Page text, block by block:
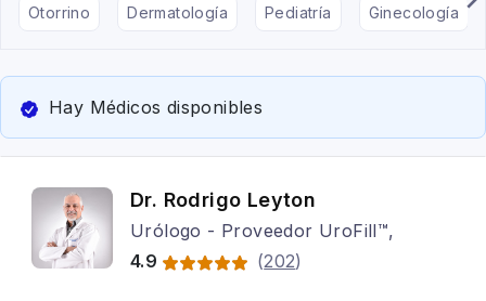
Otorrino Dermatología Pediatría Ginecología
Hay Médicos disponibles
Dr. Rodrigo Leyton
Urólogo - Proveedor UroFill™,
4.9
(202)